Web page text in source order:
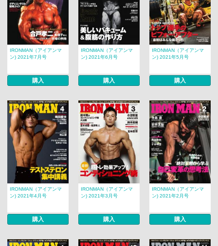
IRONMAN（アイアンマ
ン) 2021年7月号
購入
IRONMAN（アイアンマ
ン) 2021年6月号
購入
IRONMAN（アイアンマ
ン) 2021年5月号
購入
IRONMAN（アイアンマ
ン) 2021年4月号
購入
IRONMAN（アイアンマ
ン) 2021年3月号
購入
IRONMAN（アイアンマ
ン) 2021年2月号
購入